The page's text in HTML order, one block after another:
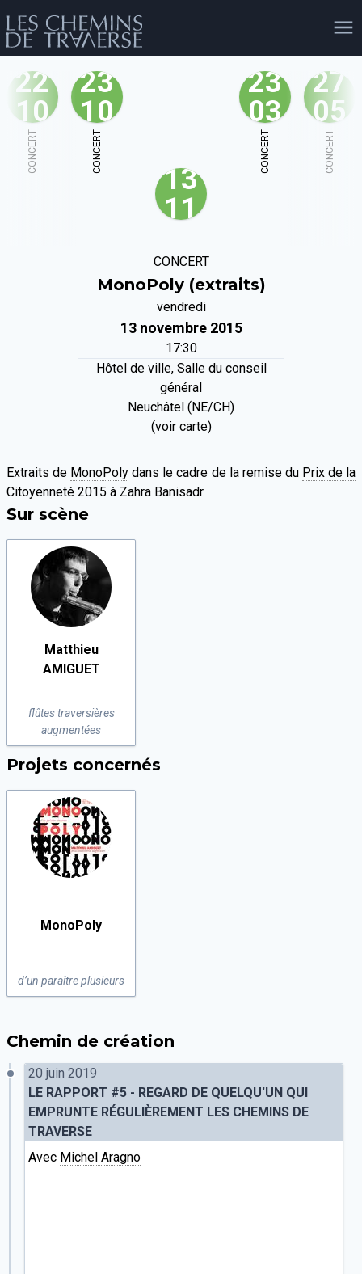
agenda personnes shop
facebook
22
10
CONCERT
23
10
CONCERT
13
11
23
03
CONCERT
27
05
CONCERT
CONCERT
MonoPoly (extraits)
vendredi
13 novembre 2015
17:30
Hôtel de ville, Salle du conseil
général
Neuchâtel (NE/CH)
(voir carte)
Extraits de MonoPoly dans le cadre de la remise du Prix de la
Citoyenneté 2015 à Zahra Banisadr.
Sur scène
Matthieu
AMIGUET
flûtes traversières
augmentées
Projets concernés
MonoPoly
d’un paraître plusieurs
Chemin de création
20 juin 2019
LE RAPPORT #5 - REGARD DE QUELQU'UN QUI
EMPRUNTE RÉGULIÈREMENT LES CHEMINS DE
TRAVERSE
Avec Michel Aragno